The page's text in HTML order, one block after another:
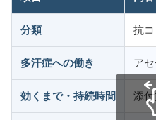
分類 抗
多汗症への働き ア
効くまで・持続時間 添